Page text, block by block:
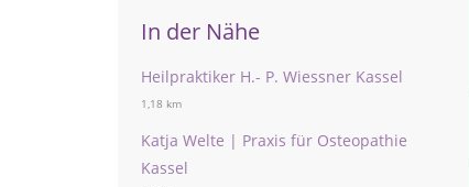
In der Nähe
Heilpraktiker H.- P. Wiessner Kassel
1,18 km
Katja Welte | Praxis für Osteopathie
Kassel